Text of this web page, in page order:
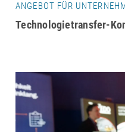
ANGEBOT FÜR
Technologietransfer-